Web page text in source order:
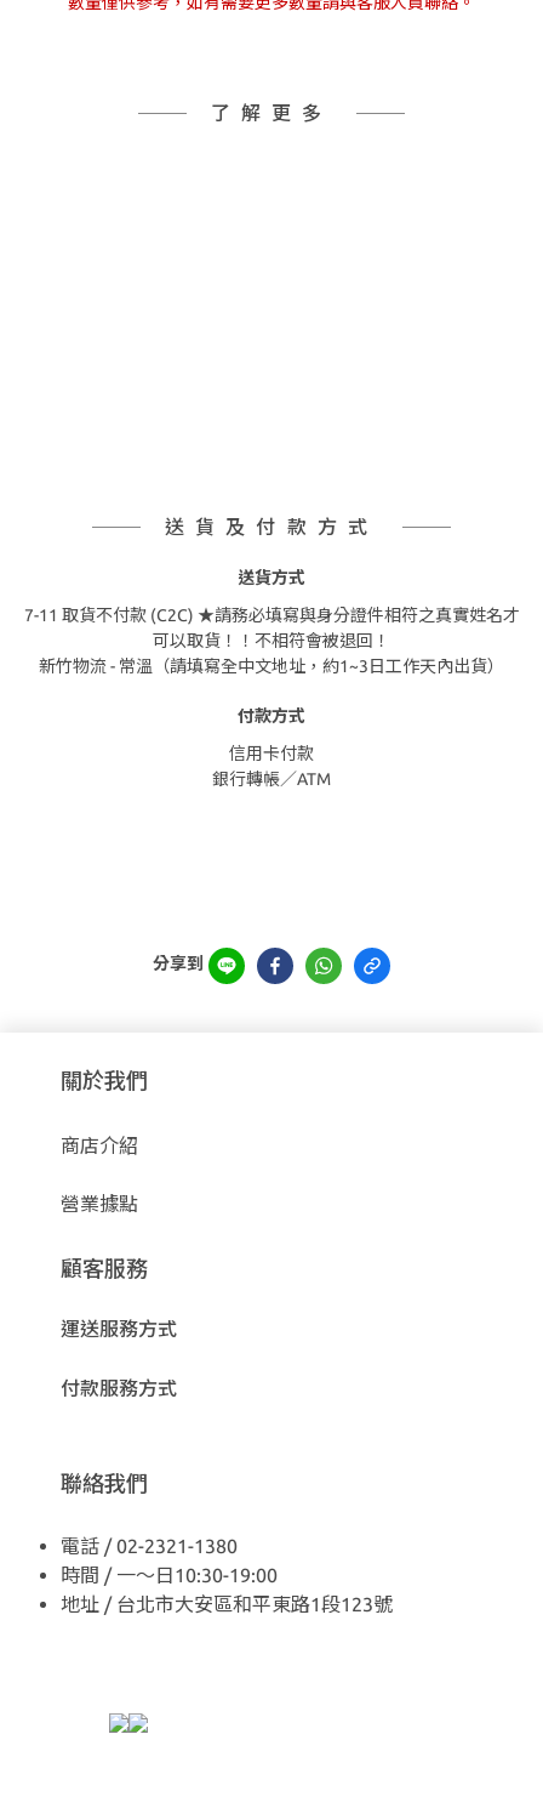
了解更多
送貨及付款方式
送貨方式
7-11 取貨不付款 (C2C) ★請務必填寫與身分證件相符之真實姓名才
可以取貨！！不相符會被退回！
新竹物流 - 常溫（請填寫全中文地址，約1~3日工作天內出貨）
付款方式
信用卡付款
銀行轉帳／ATM
分享到
關於我們
商店介紹
營業據點
顧客服務
運送服務方式
付款服務方式
聯絡我們
電話 / 02-2321-1380
時間 / 一～日10:30-19:00
地址 / 台北市大安區和平東路1段123號